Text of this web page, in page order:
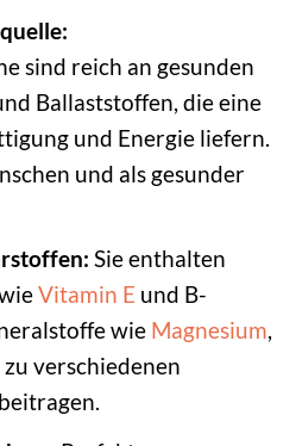
sind reich an gesunden
Ballaststoffen, die eine
und Energie liefern.
und als gesunder
Sie enthalten
Vitamin E und B-
wie Magnesium,
verschiedenen